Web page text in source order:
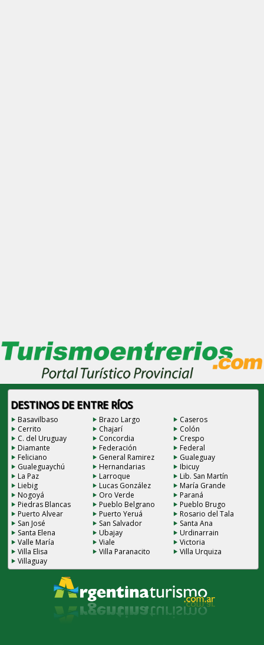
DESTINOS DE ENTRE RÍOS
Basavilbaso Brazo Largo
Caseros
Cerrito
Chajarí
Colón
C. del Uruguay
Concordia
Crespo
Diamante
Federación
Federal
Feliciano
General Ramirez
Gualeguay
Gualeguaychú
Hernandarias
Ibicuy
La Paz
Larroque
Lib. San Martín
Liebig
Lucas González
María Grande
Nogoyá
Oro Verde
Paraná
Piedras Blancas
Pueblo Belgrano
Pueblo Brugo
Puerto Alvear
Puerto Yeruá
Rosario del Tala
San José
San Salvador
Santa Ana
Santa Elena
Ubajay
Urdinarrain
Valle María
Viale
Victoria
Villa Elisa
Villa Paranacito
Villa Urquiza
Villaguay